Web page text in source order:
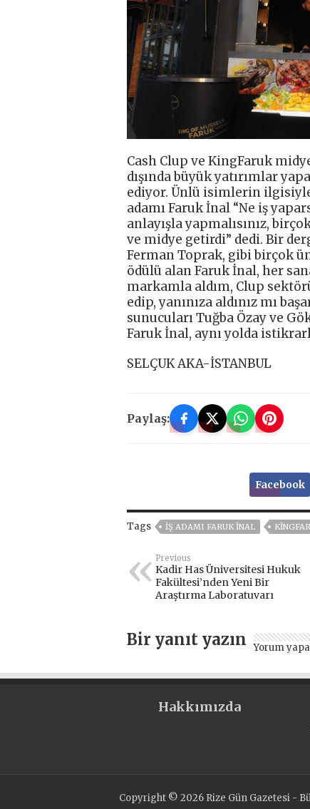
Cash Clup ve KingFaruk
dışında büyük yatırımlar
ediyor. Ünlü isimlerin
adamı Faruk İnal “Ne iş
anlayışla yapmalısınız,
ve midye getirdi” dedi. Bir
Ferman Toprak, gibi birçok
ödülü alan Faruk İnal, her
markamla aldım, Clup
edip, yanınıza aldınız mı
sunucuları Tuğba Özay ve
Faruk İnal, aynı yolda
SELÇUK AKA-İSTANBUL
Paylaş:
Facebook
Tags IŞ ADAMI FARUK İNAL
Previous
Kadir Has Üniversitesi Hukuk
Fakültesi’nden Yeni Bir
Araştırma Laboratuvarı
Bir yanıt yazın Yorum
Hakkımızda
Copyright © 2026 Rize Gün Gazetesi -